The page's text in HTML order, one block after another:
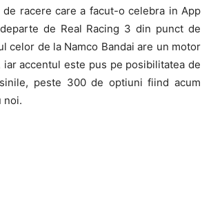
racere care a facut-o celebra in App
de Real Racing 3 din punct de
celor de la Namco Bandai are un motor
accentul este pus pe posibilitatea de
peste 300 de optiuni fiind acum
noi.